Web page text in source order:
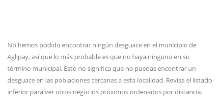
No hemos podido encontrar ningún desguace en el municipio de
Aglipay, así que lo más probable es que no haya ninguno en su
término municipal. Esto no significa que no puedas encontrar un
desguace en las poblaciones cercanas a esta localidad. Revisa el listado
inferior para ver otros negocios próximos ordenados por distancia.